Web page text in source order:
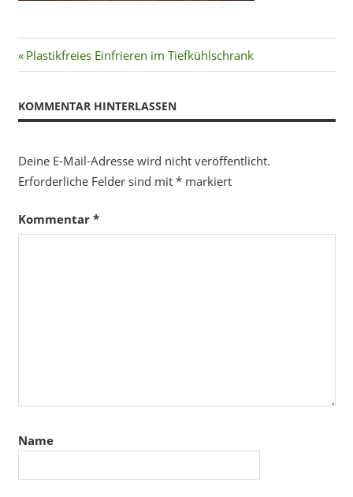
Beitragsnavigation
Vorheriger
Beitrag:
Plastikfreies Einfrieren im Tiefkühlschrank
KOMMENTAR HINTERLASSEN
Deine E-Mail-Adresse wird nicht veröffentlicht.
Erforderliche Felder sind mit *markiert
Kommentar *
Name